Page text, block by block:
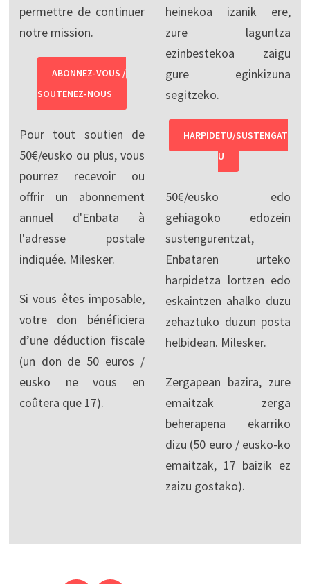
permettre de continuer
notre mission.
ABONNEZ-VOUS /
SOUTENEZ-NOUS
Pour tout soutien de
50€/eusko ou plus, vous
pourrez recevoir ou
offrir un abonnement
annuel d'Enbata à
l'adresse postale
indiquée. Milesker.
Si vous êtes imposable,
votre don bénéficiera
d’une déduction fiscale
(un don de 50 euros /
eusko ne vous en
coûtera que 17).
heinekoa izanik ere,
zure laguntza
ezinbestekoa zaigu
gure eginkizuna
segitzeko.
HARPIDETU/SUSTENGAT
U
50€/eusko edo
gehiagoko edozein
sustengurentzat,
Enbataren urteko
harpidetza lortzen edo
eskaintzen ahalko duzu
zehaztuko duzun posta
helbidean. Milesker.
Zergapean bazira, zure
emaitzak zerga
beherapena ekarriko
dizu (50 euro / eusko-ko
emaitzak, 17 baizik ez
zaizu gostako).